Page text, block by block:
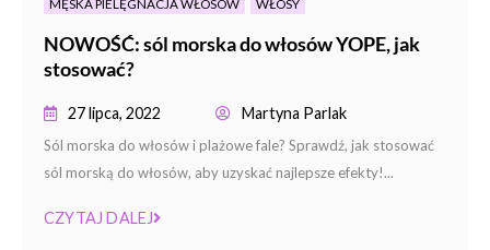
MĘSKA PIELĘGNACJA WŁOSÓW
WŁOSY
NOWOŚĆ: sól morska do włosów YOPE, jak
stosować?
27 lipca, 2022 Martyna Parlak
Sól morska do włosów i plażowe fale? Sprawdź, jak stosować
sól morską do włosów, aby uzyskać najlepsze efekty!...
CZYTAJ DALEJ